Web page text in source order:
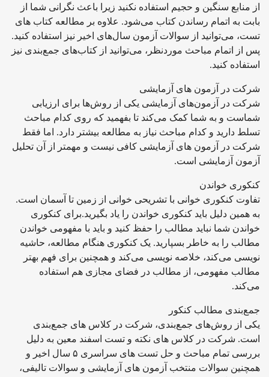
از منابع سنگین و حجیم استفاده نکنید زیرا باعث نگرانی شما از
بابت به اتمام رساندن کتاب می‌شود. علاوه بر مطالعه کتاب های
تست، می‌توانید از سوالات آزمون سال‌های اخیر نیز استفاده کنید.
پس از اتمام مباحث موردنظر، می‌توانید از کتاب‎‌های جمع‌بندی نیز
استفاده کنید.
شرکت در آزمون های آزمایشی
شرکت در آزمون‌های آزمایشی یکی از روش‌ها برای ارزیابی
شماست و به شما کمک می‌کند تا بفهمید که روی کدام مباحث
تسلط دارید و کدام مباحث نیاز به مطالعه بیشتر دارد. اما فقط
شرکت در آزمون های آزمایشی کافی نیست و مهمتر از آن تحلیل
آزمون آزمایشی است.
کنکوری خواندن
تفاوت کنکوری خوانی با تشریحی خوانی از زمین تا آسمان است.
به همین دلیل باید کنکوری خواندن را یاد بگیرید.برای کنکوری
خواندن شما نباید مطالب را حفظ کنید و باید با مفهومی خواندن
مطالب را به خاطر بسپارید. یک کنکوری هنگام مطالعه، حاشیه
نویسی می‌کند، خلاصه نویسی می‌کند و همچنین برای فهم بهتر
مطالب مفهومی، از مطالب در فضای مجازی هم استفاده
می‌کند.
جمع‌بندی مطالب کنکور
یکی از روش‌های جمع‌بندی، شرکت در کلاس های جمع‌بندی
است. شرکت در کلاس های نکته و تست اسفند معین به دلیل
بررسی تمام مباحث و حل تست های سراسری ۵ سال اخیر و
همچنین سوالات منتخب آزمون های آزمایشی و سوالات تالیفی،